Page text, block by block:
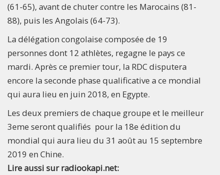
(61-65), avant de chuter contre les Marocains (81-
88), puis les Angolais (64-73).
La délégation congolaise composée de 19
personnes dont 12 athlètes, regagne le pays ce
mardi. Après ce premier tour, la RDC disputera
encore la seconde phase qualificative a ce mondial
qui aura lieu en juin 2018, en Egypte.
Les deux premiers de chaque groupe et le meilleur
3eme seront qualifiés pour la 18e édition du
mondial qui aura lieu du 31 août au 15 septembre
2019 en Chine.
Lire aussi sur radiookapi.net: